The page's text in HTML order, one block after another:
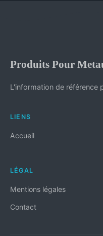
Produits Pour
L'information de référence
LIENS
Accueil
LÉGAL
Mentions légales
Contact